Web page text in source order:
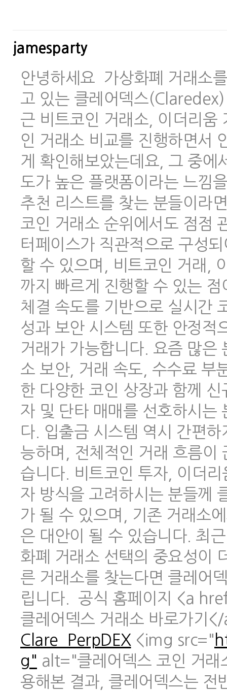
jamesparty
안녕하세요 가상화폐 거래소
고 있는 클레어덱스
근 비트코인 거래소, 이더리움
인 거래소 비교를 진행하면서
게 확인해보았는데요, 그 중에
도가 높은 플랫폼이라는 느낌
추천 리스트를 찾는 분들이라
코인 거래소 순위에서도 점점
터페이스가 직관적으로 구성
할 수 있으며, 비트코인 거래,
까지 빠르게 진행할 수 있는
체결 속도를 기반으로 실시간
성과 보안 시스템 또한 안정적
거래가 가능합니다. 요즘 많은
소 보안, 거래 속도, 수수료 부
한 다양한 코인 상장과 함께
자 및 단타 매매를 선호하시는
다. 입출금 시스템 역시 간편
능하며, 전체적인 거래 흐름이
습니다. 비트코인 투자, 이더
자 방식을 고려하시는 분들께
가 될 수 있으며, 기존 거래소
은 대안이 될 수 있습니다. 최
화폐 거래소 선택의 중요성이
른 거래소를 찾는다면 클레어
립니다. 공식 홈페이지 <a
클레어덱스 거래소 바로가기
Clare_PerpDEX <img src="
g" alt="클레어덱스 코인 거래
용해본 결과, 클레어덱스는 전